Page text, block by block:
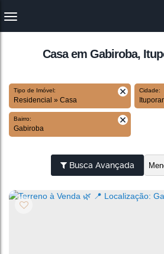
Casa em Gabiroba,
Tipo de Imóvel:
Residencial » Casa
Cidade:
Bairro:
Gabiroba
Busca Avançada